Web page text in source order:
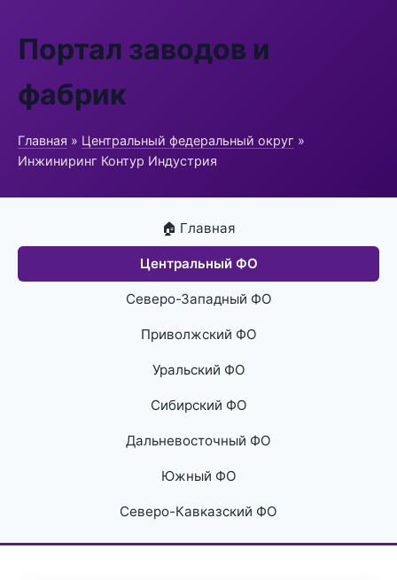
Портал заводов и
фабрик
Главная » Центральный федеральный округ »
Инжиниринг Контур Индустрия
🏠 Главная
Центральный ФО
Северо-Западный ФО
Приволжский ФО
Уральский ФО
Сибирский ФО
Дальневосточный ФО
Южный ФО
Северо-Кавказский ФО